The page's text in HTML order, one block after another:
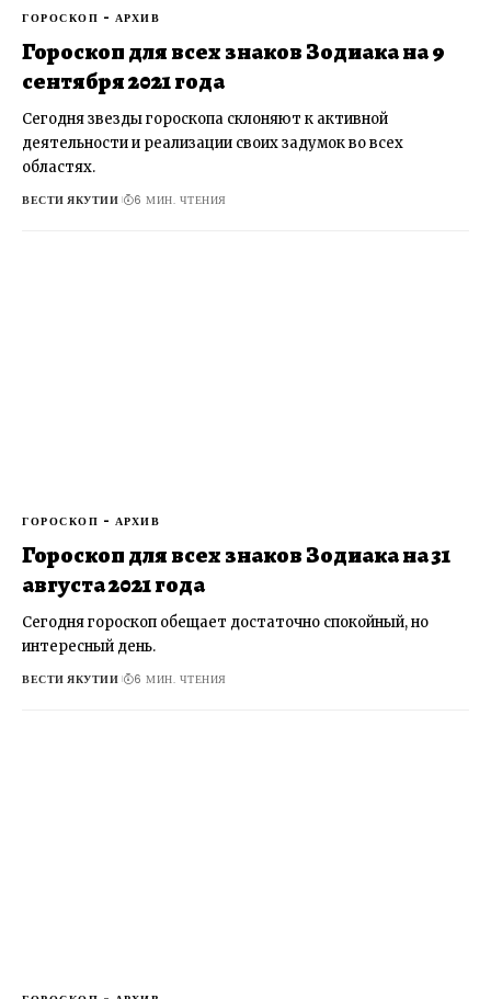
ГОРОСКОП - АРХИВ
Гороскоп для всех знаков Зодиака на 9
сентября 2021 года
Сегодня звезды гороскопа склоняют к активной
деятельности и реализации своих задумок во всех
областях.
ВЕСТИ ЯКУТИИ 6 МИН. ЧТЕНИЯ
ГОРОСКОП - АРХИВ
Гороскоп для всех знаков Зодиака на 31
августа 2021 года
Сегодня гороскоп обещает достаточно спокойный, но
интересный день.
ВЕСТИ ЯКУТИИ 6 МИН. ЧТЕНИЯ